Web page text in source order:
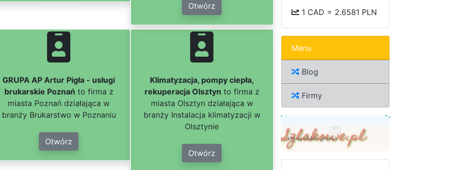
Otwórz
GRUPA AP Artur Pigła - usługi
brukarskie Poznań to firma z
miasta Poznań działająca w
branży Brukarstwo w Poznaniu
Otwórz
Klimatyzacja, pompy ciepła,
rekuperacja Olsztyn to firma z
miasta Olsztyn działająca w
branży Instalacja klimatyzacji w
Olsztynie
Otwórz
1 CAD = 2.6581 PLN
Menu
Blog
Firmy